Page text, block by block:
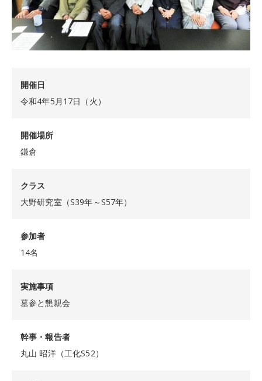
開催日
令和4年5月17日（火）
開催場所
鎌倉
クラス
大野研究室（S39年～S57年）
参加者
14名
実施事項
墓参と懇親会
幹事・報告者
丸山 昭洋（工化S52）